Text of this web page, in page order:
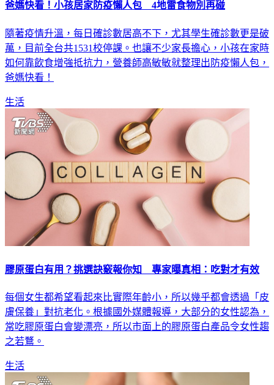
爸媽快看！小孩居家防疫懶人包 4地雷食物別再碰
隨著疫情升溫，每日確診數居高不下，尤其學生確診數更是破
萬，目前全台共1531校停課。也讓不少家長擔心，小孩在家時
如何靠飲食增強抵抗力，營養師高敏敏就整理出防疫懶人包，
爸媽快看！
生活
膠原蛋白有用？挑選訣竅報你知 專家曝真相：吃對才有效
每個女生都希望看起來比實際年齡小，所以幾乎都會透過「皮
膚保養」對抗老化。根據國外媒體報導，大部分的女性認為，
常吃膠原蛋白會變漂亮，所以市面上的膠原蛋白產品令女性趨
之若鶩。
生活